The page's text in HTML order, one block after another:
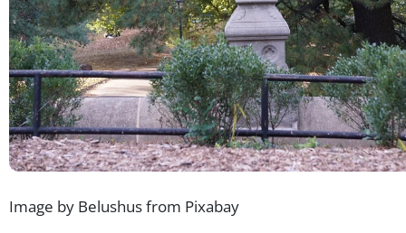
Image by Belushus from Pixabay